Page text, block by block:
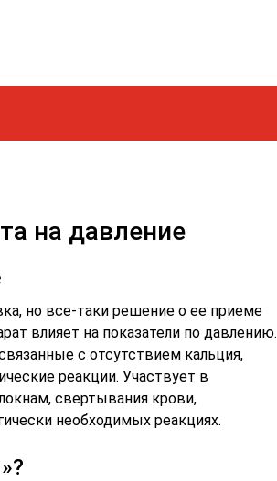
на давление
но все-таки решение о ее приеме
влияет на показатели по давлению.
с отсутствием кальция,
реакции. Участвует в
свертывания крови,
необходимых реакциях.